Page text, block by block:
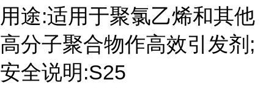
用途:适用于聚氯乙烯和其他
高分子聚合物作高效引发剂;
安全说明:S25